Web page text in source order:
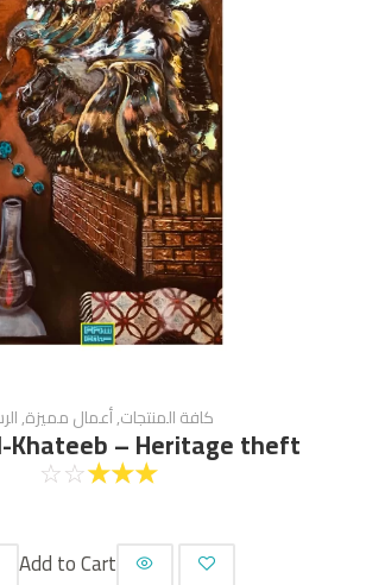
كافة المنتجات,أعمال مميزة,
Khateeb – Heritage theft
☆
☆
☆
☆
☆
Add to Cart